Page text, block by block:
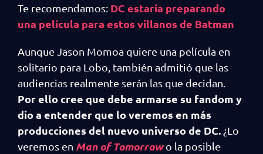
Te recomendamos: DC estaría preparando
una película para estos villanos de Batman
Aunque Jason Momoa quiere una película en
solitario para Lobo, también admitió que las
audiencias realmente serán las que decidan.
Por ello cree que debe armarse su fandom y
dio a entender que lo veremos en más
producciones del nuevo universo de DC. ¿Lo
veremos en Man of Tomorrowo la posible